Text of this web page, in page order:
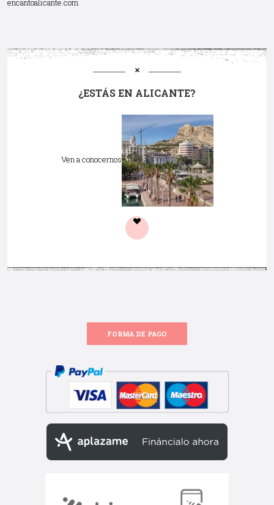
encantoalicante.com
¿ESTÁS EN ALICANTE?
Ven a conocernos
FORMA DE PAGO